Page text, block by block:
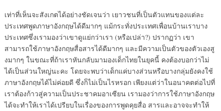
เท่าที่เห็นจะสังเกตได้อย่างชัดเจนว่า เยาวชนที่เป็นตัวแทนของแต่ละ
ประเทศพูดภาษาอังกฤษได้ดีมากๆ แม้กระทั่งประเทศเพื่อนบ้านเราบาง
ประเทศซึ่งเรามองว่าเขาดูแย่กว่าเรา (หรือเปล่า?) ปรากฏว่า เขา
สามารถใช้ภาษาอังกฤษสื่อสารได้ดีมากๆ และมีความเป็นตัวของตัวเองสู
งมากๆ ในขณะที่ถ้าเราหันกลับมามองเด็กไทยในยุคนี้ คงต้องบอกว่าไม่
ได้เป็นส่วนใหญ่นะคะ โดยจะพบว่าเด็กแค่บางส่วนหรือบางกลุ่มยังคงใช้
ภาษาอังกฤษได้ไม่ค่อยดี ซึ่งก็ไม่เป็นไรหรอก เพียงแต่ว่าในอนาคตต่อไปที่
เราต้องก้าวสู่ความเป็นประชาคมอาเซียน เรามองว่าการใช้ภาษาอังกฤษ
ได้จะทำให้เราได้เปรียบในเรื่องของการพูดคุยสื่อ สารและอาจจะทำให้